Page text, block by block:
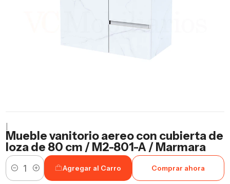
Mueble vanitorio aereo con cubierta de
loza de 80 cm / M2-801-A / Marmara
Cantidad
Agregar al Carro Comprar ahora